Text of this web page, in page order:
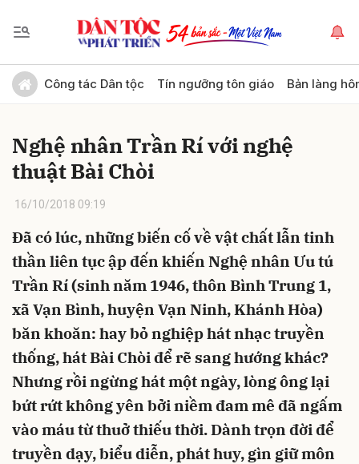
Công tác Dân tộc Tín ngưỡng tôn giáo Bản làng
Nghệ nhân Trần Rí với nghệ
thuật Bài Chòi
16/10/2018 09:19
Đã có lúc, những biến cố về vật chất lẫn tinh
thần liên tục ập đến khiến Nghệ nhân Ưu tú
Trần Rí (sinh năm 1946, thôn Bình Trung 1,
xã Vạn Bình, huyện Vạn Ninh, Khánh Hòa)
băn khoăn: hay bỏ nghiệp hát nhạc truyền
thống, hát Bài Chòi để rẽ sang hướng khác?
Nhưng rồi ngừng hát một ngày, lòng ông lại
bứt rứt không yên bởi niềm đam mê đã ngấm
vào máu từ thuở thiếu thời. Dành trọn đời để
truyền dạy, biểu diễn, phát huy, gìn giữ môn
Gửi bình luận
Hủy Gửi